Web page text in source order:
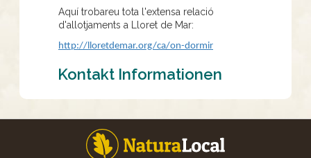
Aquí trobareu tota l'extensa relació
d'allotjaments a Lloret de Mar:
http://lloretdemar.org/ca/on-dormir
Kontakt Informationen